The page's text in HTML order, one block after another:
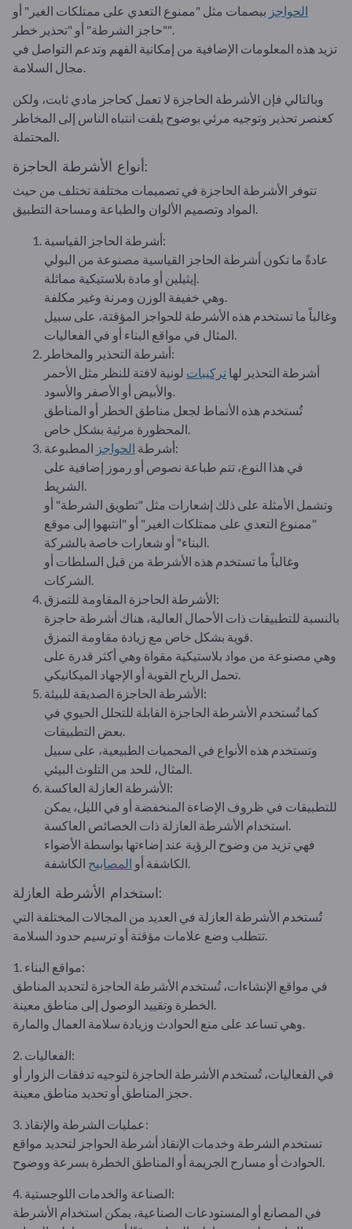
الحواجز ببصمات مثل "ممنوع التعدي على ممتلكات الغير" أو
"حاجز الشرطة" أو "تحذير خطر".
تزيد هذه المعلومات الإضافية من إمكانية الفهم وتدعم التواصل في
وبالتالي فإن الأشرطة الحاجزة لا تعمل كحاجز مادي ثابت، ولكن
كعنصر تحذير وتوجيه مرئي بوضوح يلفت انتباه الناس إلى المخاطر
أنواع الأشرطة الحاجزة:
تتوفر الأشرطة الحاجزة في تصميمات مختلفة تختلف من حيث
أشرطة الحاجز القياسية:
عادةً ما تكون أشرطة الحاجز القياسية مصنوعة من البولي
وغالباً ما تستخدم هذه الأشرطة للحواجز المؤقتة، على سبيل
أشرطة التحذير والمخاطر:
أشرطة التحذير لها تركيبات لونية لافتة للنظر مثل الأحمر
تُستخدم هذه الأنماط لجعل مناطق الخطر أو المناطق
أشرطة الحواجز
المطبوعة:
في هذا النوع، تتم طباعة نصوص أو رموز إضافية على
وتشمل الأمثلة على ذلك إشعارات مثل "تطويق الشرطة" أو
"ممنوع التعدي على ممتلكات الغير" أو "انتبهوا إلى موقع
وغالباً ما تستخدم هذه الأشرطة من قبل السلطات أو
الأشرطة الحاجزة المقاومة للتمزق:
بالنسبة للتطبيقات ذات الأحمال العالية، هناك أشرطة حاجزة
وهي مصنوعة من مواد بلاستيكية مقواة وهي أكثر قدرة على
الأشرطة الحاجزة الصديقة للبيئة:
كما تُستخدم الأشرطة الحاجزة القابلة للتحلل الحيوي في
وتستخدم هذه الأنواع في المحميات الطبيعية، على سبيل
الأشرطة العازلة العاكسة:
للتطبيقات في ظروف الإضاءة المنخفضة أو في الليل، يمكن
فهي تزيد من وضوح الرؤية عند إضاءتها بواسطة الأضواء
الكاشفة أو المصابيح
استخدام الأشرطة العازلة:
تُستخدم الأشرطة العازلة في العديد من المجالات المختلفة التي
1. مواقع البناء:
في مواقع الإنشاءات، تُستخدم الأشرطة الحاجزة لتحديد المناطق
2. الفعاليات:
في الفعاليات، تُستخدم الأشرطة الحاجزة لتوجيه تدفقات الزوار أو
3. عمليات الشرطة والإنقاذ:
تستخدم الشرطة وخدمات الإنقاذ أشرطة الحواجز لتحديد مواقع
4. الصناعة والخدمات اللوجستية:
في المصانع أو المستودعات الصناعية، يمكن استخدام الأشرطة